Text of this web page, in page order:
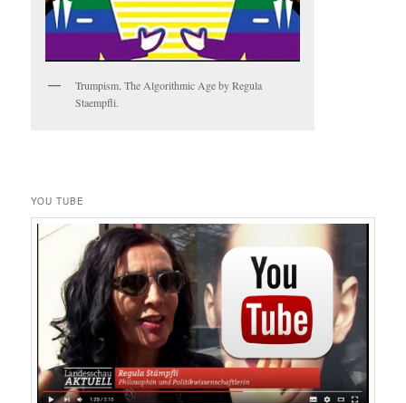
Trumpism. The Algorithmic Age by Regula
Staempfli.
YOU TUBE